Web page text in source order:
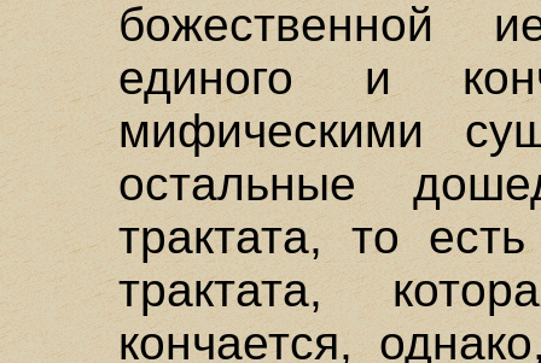
божественной
единого и
мифическими
остальные
трактата, то
трактата,
кончается,